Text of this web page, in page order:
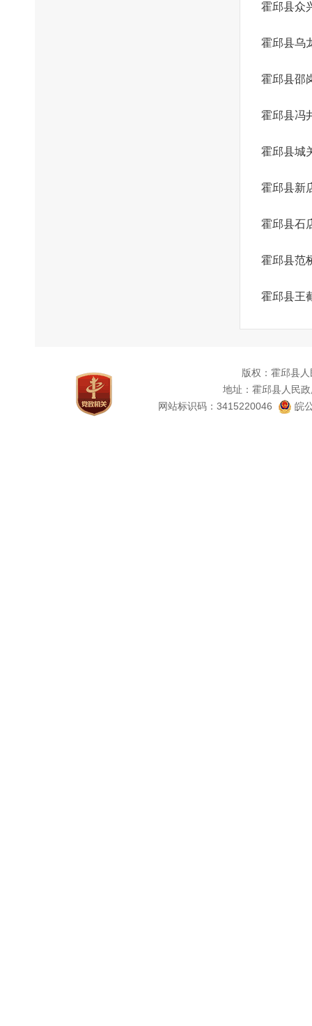
霍邱县众
霍邱县乌
霍邱县邵
霍邱县冯
霍邱县城
霍邱县新
霍邱县石
霍邱县范
霍邱县王
版权：霍邱县
地址：霍邱县人民
网站标识码：3415220046
皖